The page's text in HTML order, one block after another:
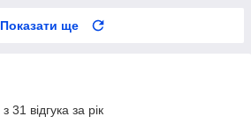
Показати ще
31 відгука за рік